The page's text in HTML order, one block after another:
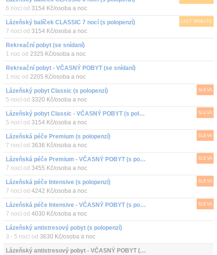
6 nocí od 3154 Kč/osoba a noc
Lázeňský balíček CLASSIC 7 nocí (s polopenzí)
7 nocí od 3154 Kč/osoba a noc
LAST MINUTE
Rekreační pobyt (se snídaní)
1 noc od 2325 Kč/osoba a noc
Rekreační pobyt - VČASNÝ POBYT (se snídaní)
1 noc od 2205 Kč/osoba a noc
Lázeňský pobyt Classic (s polopenzí)
5 nocí od 3320 Kč/osoba a noc
SLEVA
Lázeňský pobyt Classic - VČASNÝ POBYT (s polopenzí)
5 nocí od 3154 Kč/osoba a noc
SLEVA
Lázeňská péče Premium (s polopenzí)
7 nocí od 3636 Kč/osoba a noc
SLEVA
Lázeňská péče Premium - VČASNÝ POBYT (s polopenzí)
7 nocí od 3455 Kč/osoba a noc
SLEVA
Lázeňská péče Intensive (s polopenzí)
7 nocí od 4242 Kč/osoba a noc
SLEVA
Lázeňská péče Intensive - VČASNÝ POBYT (s polopenzí)
7 nocí od 4030 Kč/osoba a noc
SLEVA
Lázeňský antistresový pobyt (s polopenzí)
3 - 5 nocí od 3630 Kč/osoba a noc
Lázeňský antistresový pobyt - VČASNÝ POBYT (s polopenzí)